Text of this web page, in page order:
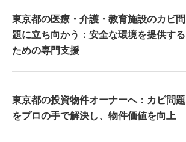
東京都の医療・介護・教育施設のカビ問
題に立ち向かう：安全な環境を提供する
ための専門支援
東京都の投資物件オーナーへ：カビ問題
をプロの手で解決し、物件価値を向上